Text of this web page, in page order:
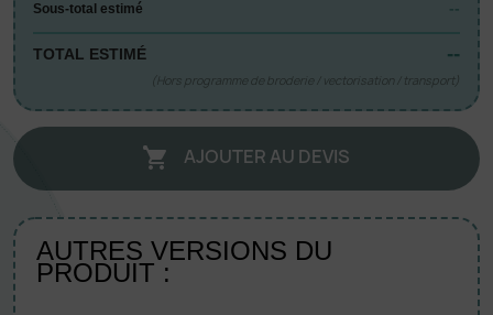
Sous-total estimé --
TOTAL ESTIMÉ --
(Hors programme de broderie / vectorisation / transport)
 AJOUTER AU DEVIS
AUTRES VERSIONS DU
PRODUIT :